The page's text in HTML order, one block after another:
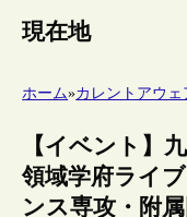
現在地
ホーム»カレントアウェ
【イベント】
領域学府ライ
ンス専攻・附